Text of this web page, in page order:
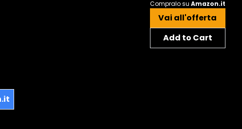
Compralo su Amazon.it
Vai all'offerta
Add to Cart